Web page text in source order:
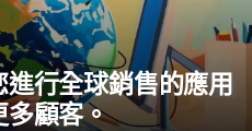
行全球銷售的應用
多顧客。